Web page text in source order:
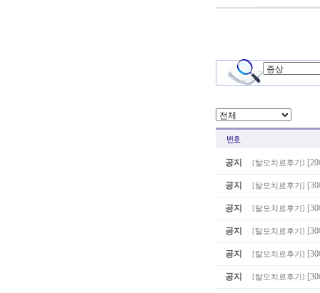
공지 [탈모치료후기 ]
공지 [탈모치료후기 ]
공지 [탈모치료후기 ]
공지 [탈모치료후기 ]
공지 [탈모치료후기 ]
공지 [탈모치료후기 ]